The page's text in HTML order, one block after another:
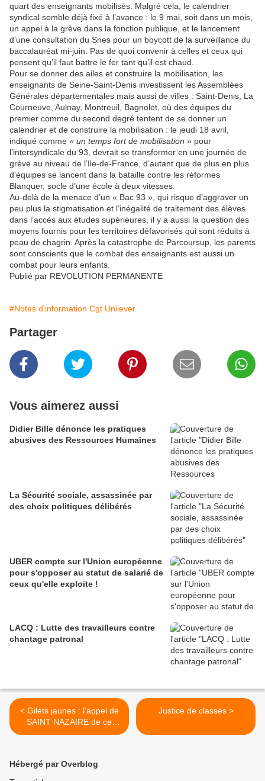
quart des enseignants mobilisés. Malgré cela, le calendrier
syndical semble déjà fixé à l’avance : le 9 mai, soit dans un mois,
un appel à la grève dans la fonction publique, et le lancement
d’une consultation du Snes pour un boycott de la surveillance du
baccalauréat mi-juin. Pas de quoi convenir à celles et ceux qui
pensent qu’il faut battre le fer tant qu’il est chaud.
Pour se donner des ailes et construire la mobilisation, les
enseignants de Seine-Saint-Denis investissent les Assemblées
Générales départementales mais aussi de villes : Saint-Denis, La
Courneuve, Aulnay, Montreuil, Bagnolet, où des équipes du
premier comme du second degré tentent de se donner un
calendrier et de construire la mobilisation : le jeudi 18 avril,
indiqué comme « un temps fort de mobilisation » pour
l’intersyndicale du 93, devrait se transformer en une journée de
grève au niveau de l’Ile-de-France, d’autant que de plus en plus
d’équipes se lancent dans la bataille contre les réformes
Blanquer, socle d’une école à deux vitesses.
Au-delà de la menace d’un « Bac 93 », qui risque d’aggraver un
peu plus la stigmatisation et l’inégalité de traitement des élèves
dans l’accès aux études supérieures, il y a aussi la question des
moyens fournis pour les territoires défavorisés qui sont réduits à
peau de chagrin. Après la catastrophe de Parcoursup, les parents
sont conscients que le combat des enseignants est aussi un
combat pour leurs enfants.
Publié par REVOLUTION PERMANENTE
#Notes d'information Cgt Unilever
Partager
Vous aimerez aussi
Didier Bille dénonce les pratiques
abusives des Ressources Humaines
La Sécurité sociale, assassinée par
des choix politiques délibérés
UBER compte sur l'Union européenne
pour s'opposer au statut de salarié de
ceux qu'elle exploite !
LACQ : Lutte des travailleurs contre
chantage patronal
< Gilets jaunes : l'appel de
SAINT NAZAIRE de ce
dernier week-end
Justice de classes >
Hébergé par Overblog